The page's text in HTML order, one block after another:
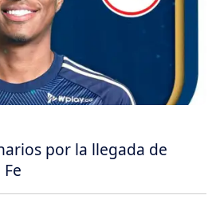
por la llegada de